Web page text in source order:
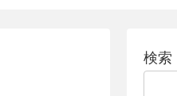
検索